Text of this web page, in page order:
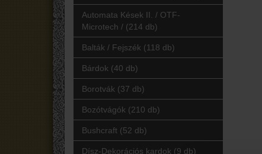
Automata Kések II. / OTF-
Microtech / (214 db)
Balták / Fejszék (118 db)
Bárdok (40 db)
Borotvák (37 db)
Bozótvágók (210 db)
Bushcraft (52 db)
Dísz-Dekorációs kardok (9 db)